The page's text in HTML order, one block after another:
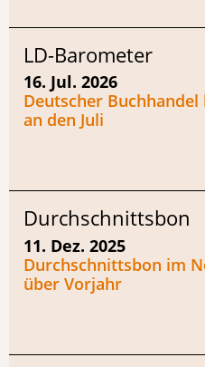
LD-Barometer
16. Jul. 2026
Deutscher
an den Juli
Durchschnittsbon
11. Dez. 2025
Durchschnittsbon im
über Vorjahr